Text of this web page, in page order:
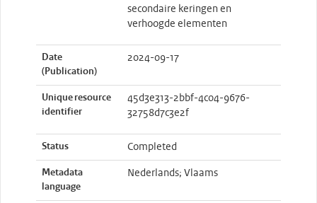
secondaire keringen en
verhoogde elementen
Date
(Publication)
2024-09-17
Unique resource
identifier
45d3e313-2bbf-4c04-9676-
32758d7c3e2f
Status Completed
Metadata
language
Nederlands; Vlaams